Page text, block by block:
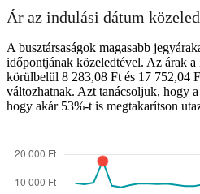
Ár az indulási dátum
A busztársaságok magasabb
időpontjának közeledtével. Az árak
körülbelül 8 283,08 Ft és 17 752,04
változhatnak. Azt tanácsoljuk, hogy
hogy akár 53%-t is megtakarítson